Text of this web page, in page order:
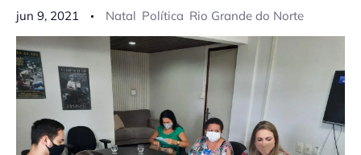
jun 9, 2021 Natal Política Rio Grande do Norte